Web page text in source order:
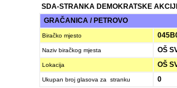
SDA-STRANKA DEMOKRATSKE
GRAČANICA / PETROVO
Biračko mjesto
Naziv biračkog mjesta OŠ
Lokacija OŠ
Ukupan broj glasova za stranku 0